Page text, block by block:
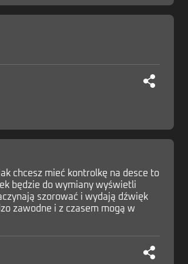
chcesz mieć kontrolkę na desce to
będzie do wymiany wyświetli
szorować i wydają dźwięk
zawodne i z czasem mogą w